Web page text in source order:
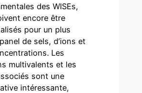
des WISEs,
encore être
pour un plus
de sels, d’ions et
Les
multivalents et les
sont une
intéressante,